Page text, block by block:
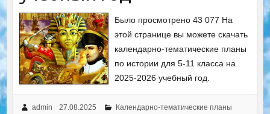
Было просмотрено 43 077 На
этой странице вы можете скачать
календарно-тематические планы
по истории для 5-11 класса на
2025-2026 учебный год.
admin 27.08.2025
Календарно-тематические планы